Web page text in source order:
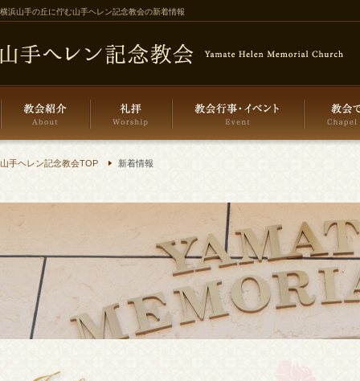
横浜山手の丘に佇む山手ヘレン記念教会の新着情報
山手ヘレン記念教会TOP 新着情報